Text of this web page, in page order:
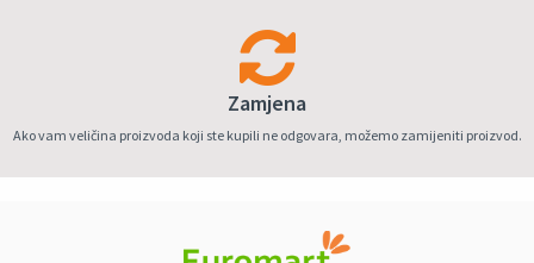
Zamjena
Ako vam veličina proizvoda koji ste kupili ne odgovara, možemo zamijeniti proizvod.